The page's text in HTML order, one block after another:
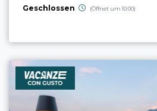
Geschlossen (Öffnet um 10:00)